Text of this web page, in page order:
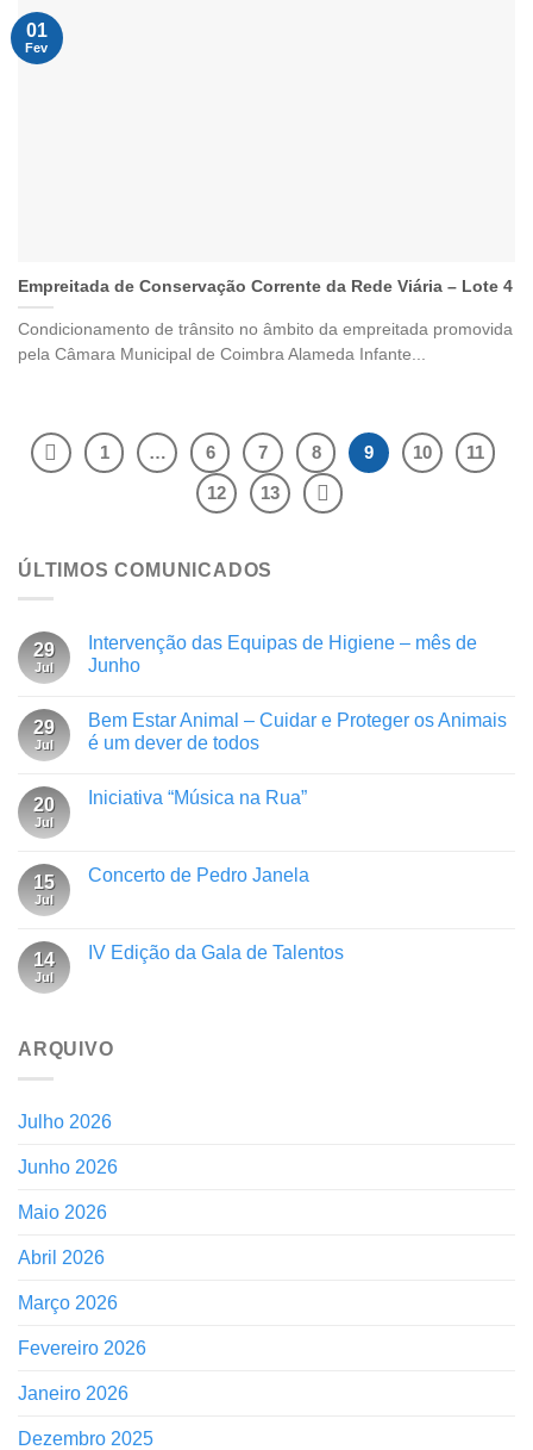
Empreitada de Conservação Corrente da Rede Viária – Lote 4
Condicionamento de trânsito no âmbito da empreitada promovida
pela Câmara Municipal de Coimbra Alameda Infante...
01
Fev
1 … 6 7 8 9 10
11
12
13
ÚLTIMOS COMUNICADOS
29
Jul
Intervenção das Equipas de Higiene – mês de
Junho
29
Jul
Bem Estar Animal – Cuidar e Proteger os Animais
é um dever de todos
20
Jul
Iniciativa “Música na Rua”
15
Jul
Concerto de Pedro Janela
14
Jul
IV Edição da Gala de Talentos
ARQUIVO
Julho 2026
Junho 2026
Maio 2026
Abril 2026
Março 2026
Fevereiro 2026
Janeiro 2026
Dezembro 2025